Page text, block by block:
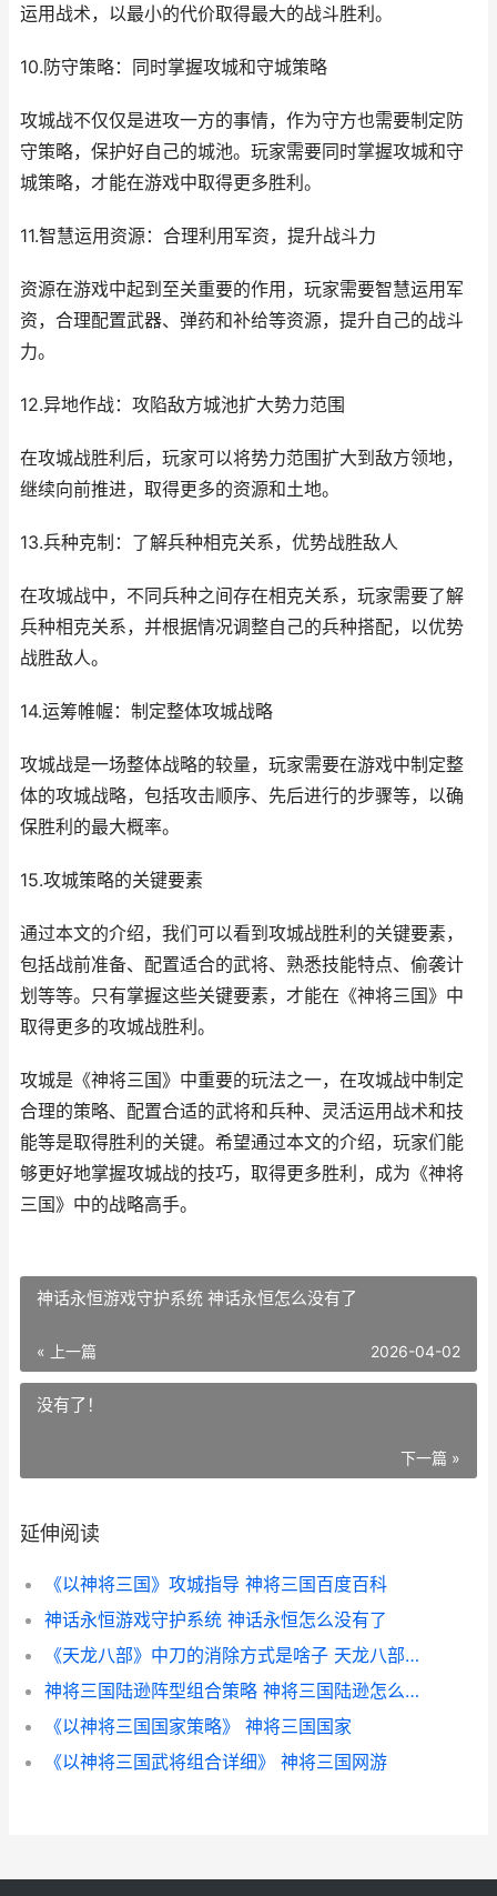
运用战术，以最小的代价取得最大的战斗胜利。
10.防守策略：同时掌握攻城和守城策略
攻城战不仅仅是进攻一方的事情，作为守方也需要制定防
守策略，保护好自己的城池。玩家需要同时掌握攻城和守
城策略，才能在游戏中取得更多胜利。
11.智慧运用资源：合理利用军资，提升战斗力
资源在游戏中起到至关重要的作用，玩家需要智慧运用军
资，合理配置武器、弹药和补给等资源，提升自己的战斗
力。
12.异地作战：攻陷敌方城池扩大势力范围
在攻城战胜利后，玩家可以将势力范围扩大到敌方领地，
继续向前推进，取得更多的资源和土地。
13.兵种克制：了解兵种相克关系，优势战胜敌人
在攻城战中，不同兵种之间存在相克关系，玩家需要了解
兵种相克关系，并根据情况调整自己的兵种搭配，以优势
战胜敌人。
14.运筹帷幄：制定整体攻城战略
攻城战是一场整体战略的较量，玩家需要在游戏中制定整
体的攻城战略，包括攻击顺序、先后进行的步骤等，以确
保胜利的最大概率。
15.攻城策略的关键要素
通过本文的介绍，我们可以看到攻城战胜利的关键要素，
包括战前准备、配置适合的武将、熟悉技能特点、偷袭计
划等等。只有掌握这些关键要素，才能在《神将三国》中
取得更多的攻城战胜利。
攻城是《神将三国》中重要的玩法之一，在攻城战中制定
合理的策略、配置合适的武将和兵种、灵活运用战术和技
能等是取得胜利的关键。希望通过本文的介绍，玩家们能
够更好地掌握攻城战的技巧，取得更多胜利，成为《神将
三国》中的战略高手。
神话永恒游戏守护系统 神话永恒怎么没有了
« 上一篇 2026-04-02
没有了！
下一篇 »
延伸阅读
《以神将三国》攻城指导 神将三国百度百科
神话永恒游戏守护系统 神话永恒怎么没有了
《天龙八部》中刀的消除方式是啥子 天龙八部中神仙姐姐玉像是按照谁的脸雕刻的
神将三国陆逊阵型组合策略 神将三国陆逊怎么玩才最强
《以神将三国国家策略》 神将三国国家
《以神将三国武将组合详细》 神将三国网游